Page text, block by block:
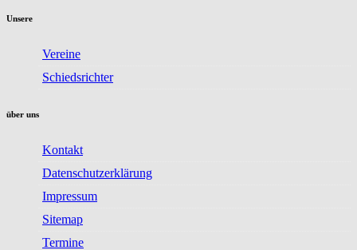
Unsere
Vereine
Schiedsrichter
über uns
Kontakt
Datenschutzerklärung
Impressum
Sitemap
Termine